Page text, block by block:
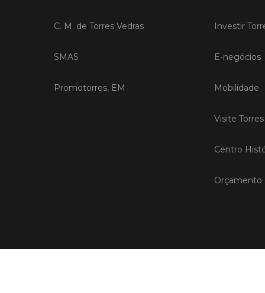
C. M. de Torres Vedras
SMAS
Promotorres, EM
Investir
E-negócios
Mobilidade
Visite
Centro
Orçamento